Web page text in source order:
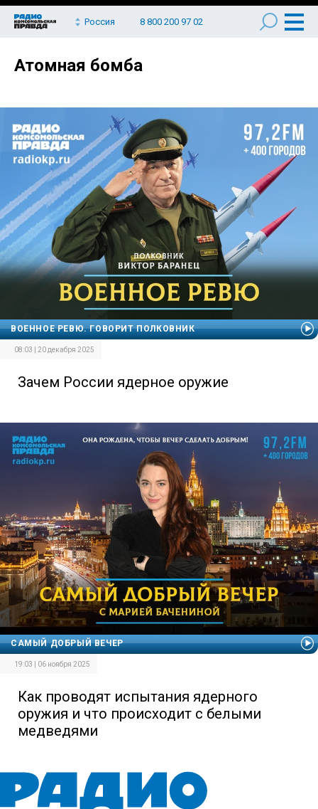
Россия 8 800 200 97 02
Атомная бомба
ВОЕННОЕ РЕВЮ. ГОВОРИТ ПОЛКОВНИК
08:03 | 20 декабря 2025
Зачем России ядерное оружие
САМЫЙ ДОБРЫЙ ВЕЧЕР
19:03 | 06 ноября 2025
Как проводят испытания ядерного
оружия и что происходит с белыми
медведями